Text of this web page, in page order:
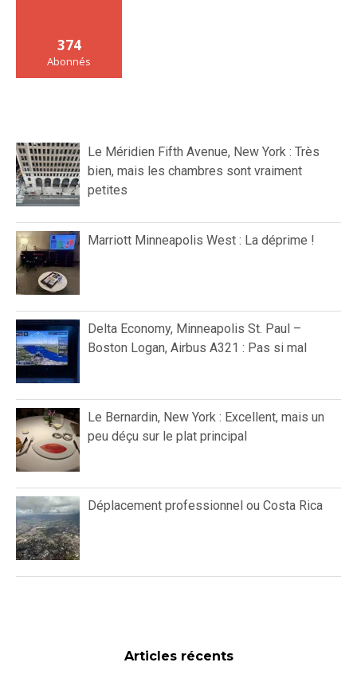
374
Abonnés
Le Méridien Fifth Avenue, New York : Très
bien, mais les chambres sont vraiment
petites
Marriott Minneapolis West : La déprime !
Delta Economy, Minneapolis St. Paul –
Boston Logan, Airbus A321 : Pas si mal
Le Bernardin, New York : Excellent, mais un
peu déçu sur le plat principal
Déplacement professionnel ou Costa Rica
Articles récents